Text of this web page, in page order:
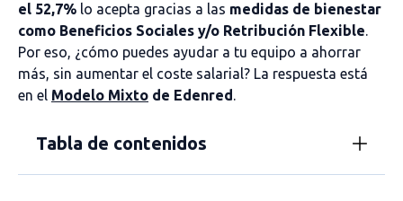
el 52,7% lo acepta gracias a las medidas de bienestar
como Beneficios Sociales y/o Retribución Flexible.
Por eso, ¿cómo puedes ayudar a tu equipo a ahorrar
más, sin aumentar el coste salarial? La respuesta está
en el Modelo Mixto de Edenred.
Tabla de contenidos